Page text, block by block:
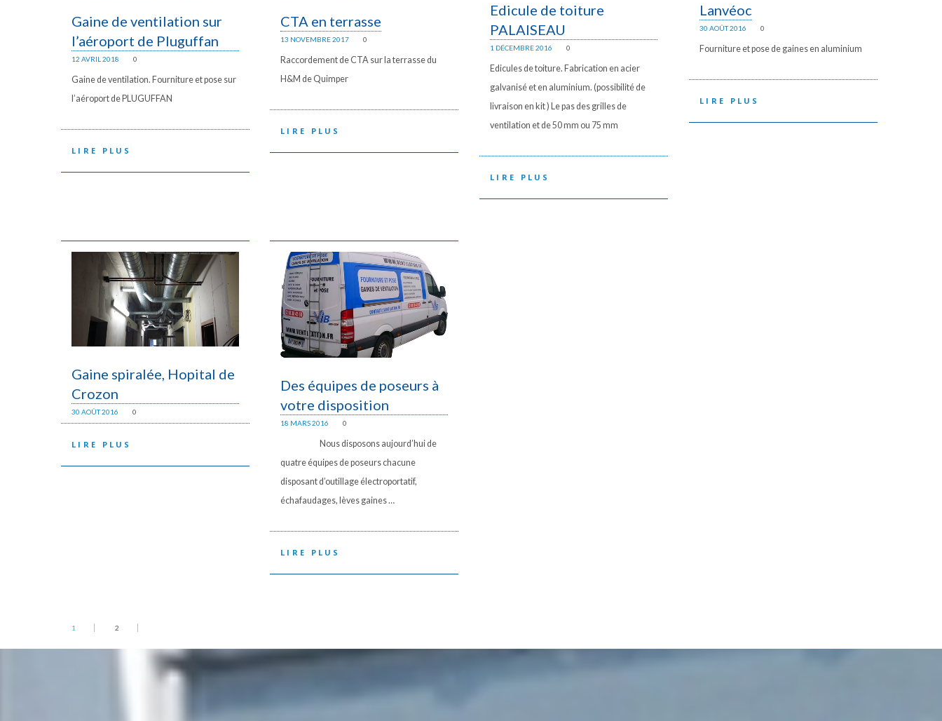
Gaine de ventilation sur
l’aéroport de Pluguffan
12 AVRIL 2018 0
Gaine de ventilation. Fourniture et pose sur
l’aéroport de PLUGUFFAN
LIRE PLUS
CTA en terrasse
13 NOVEMBRE 2017 0
Raccordement de CTA sur la terrasse du
H&M de Quimper
LIRE PLUS
Edicule de toiture
PALAISEAU
1 DÉCEMBRE 2016 0
Edicules de toiture. Fabrication en acier
galvanisé et en aluminium. (possibilité de
livraison en kit ) Le pas des grilles de
ventilation et de 50 mm ou 75 mm
LIRE PLUS
Lanvéoc
30 AOÛT 2016 0
Fourniture et pose de gaines en aluminium
LIRE PLUS
Gaine spiralée, Hopital de
Crozon
30 AOÛT 2016 0
LIRE PLUS
Des équipes de poseurs à
votre disposition
18 MARS 2016 0
Nous disposons aujourd’hui de
quatre équipes de poseurs chacune
disposant d’outillage électroportatif,
échafaudages, lèves gaines …
LIRE PLUS
1 2